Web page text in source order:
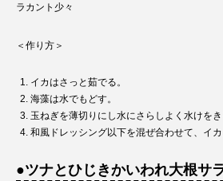
ラカント少々
＜作り方＞
イカはさっと茹でる。
海藻は水でもどす。
玉ねぎを薄切りにし水にさらしよく水けをき
和風ドレッシング以下を混ぜ合わせて、イカ
●ツナとひじきかいわれ大根サ